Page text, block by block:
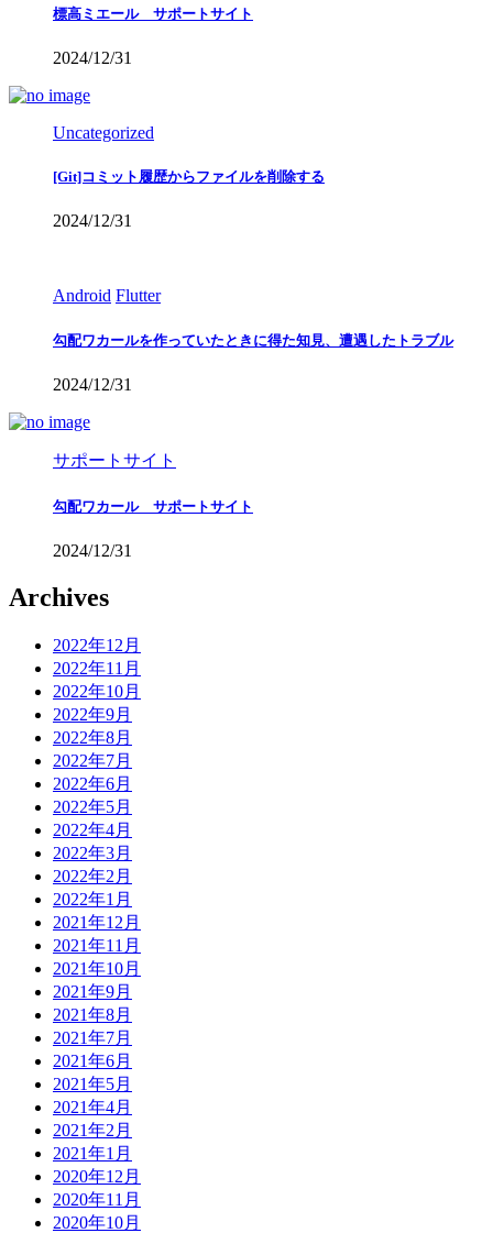
標高ミエール サポートサイト
2024/12/31
Uncategorized
[Git]コミット履歴からファイルを削除する
2024/12/31
Android Flutter
勾配ワカールを作っていたときに得た知見、遭遇したトラブル
2024/12/31
サポートサイト
勾配ワカール サポートサイト
2024/12/31
Archives
2022年12月
2022年11月
2022年10月
2022年9月
2022年8月
2022年7月
2022年6月
2022年5月
2022年4月
2022年3月
2022年2月
2022年1月
2021年12月
2021年11月
2021年10月
2021年9月
2021年8月
2021年7月
2021年6月
2021年5月
2021年4月
2021年2月
2021年1月
2020年12月
2020年11月
2020年10月